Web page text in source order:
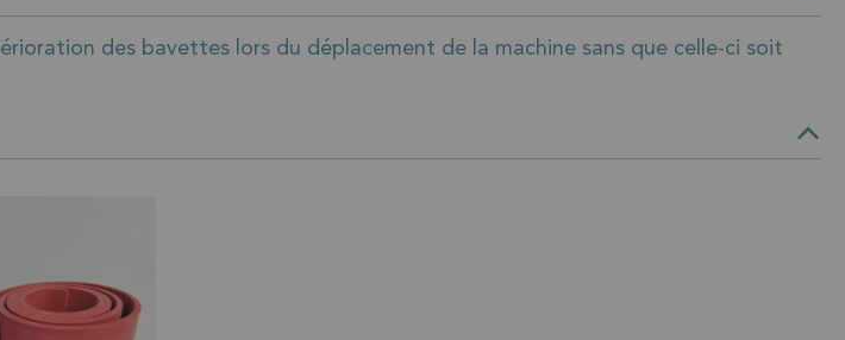
des bavettes lors du déplacement de la machine sans que celle-ci soit